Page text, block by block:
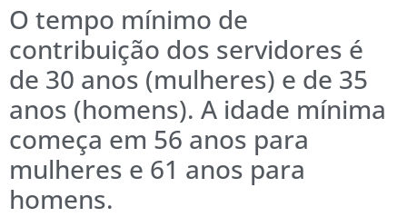
O tempo mínimo de
contribuição dos servidores é
de 30 anos (mulheres) e de 35
anos (homens). A idade mínima
começa em 56 anos para
mulheres e 61 anos para
homens.